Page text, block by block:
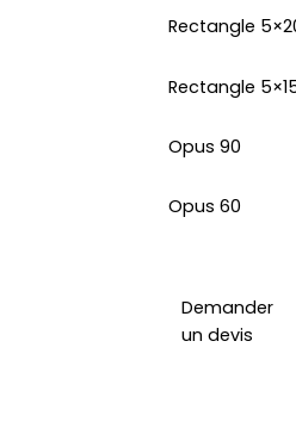
Rectangle
Rectangle
Opus 90
Opus 60
Demander
un devis